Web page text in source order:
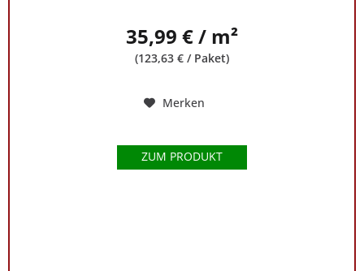
35,99 € / m²
(123,63 € / Paket)
Merken
ZUM PRODUKT